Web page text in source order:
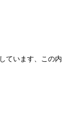
ています、この内